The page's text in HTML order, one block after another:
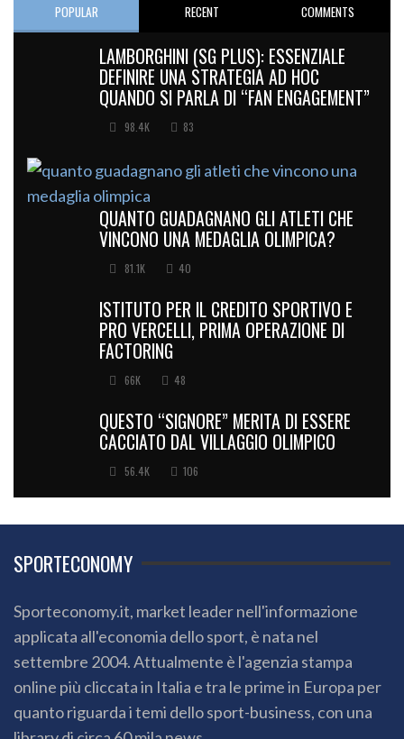
POPULAR RECENT COMMENTS
LAMBORGHINI (SG PLUS): ESSENZIALE
DEFINIRE UNA STRATEGIA AD HOC
QUANDO SI PARLA DI “FAN ENGAGEMENT”
98.4K 83
QUANTO GUADAGNANO GLI ATLETI CHE
VINCONO UNA MEDAGLIA OLIMPICA?
81.1K 40
ISTITUTO PER IL CREDITO SPORTIVO E
PRO VERCELLI, PRIMA OPERAZIONE DI
FACTORING
66K 48
QUESTO “SIGNORE” MERITA DI ESSERE
CACCIATO DAL VILLAGGIO OLIMPICO
56.4K 106
SPORTECONOMY
Sporteconomy.it, market leader nell'informazione
applicata all'economia dello sport, è nata nel
settembre 2004. Attualmente è l'agenzia stampa
online più cliccata in Italia e tra le prime in Europa per
quanto riguarda i temi dello sport-business, con una